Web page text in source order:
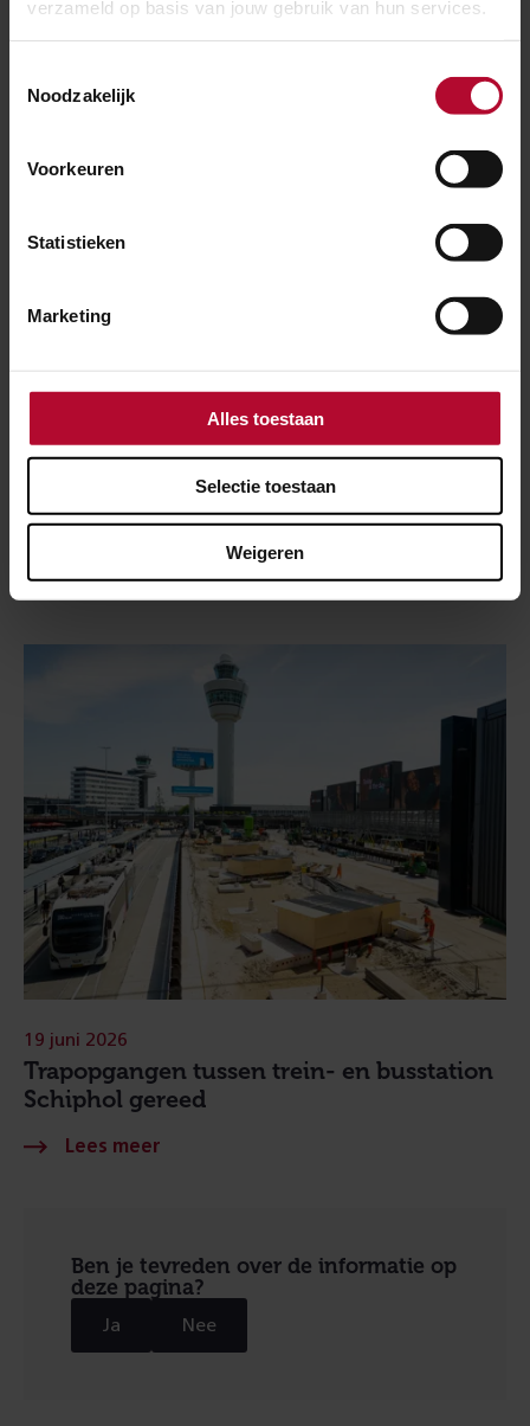
verzameld op basis van jouw gebruik van hun services.
Noodzakelijk
Voorkeuren
Statistieken
Marketing
Alles toestaan
Selectie toestaan
Weigeren
Vervanging liften station Amsterdam
Amstel gaat van start
Trapopgangen tussen trein- en busstation
Schiphol gereed
19 juni 2026
Ben je tevreden over de informatie op
deze pagina?
Ja Nee